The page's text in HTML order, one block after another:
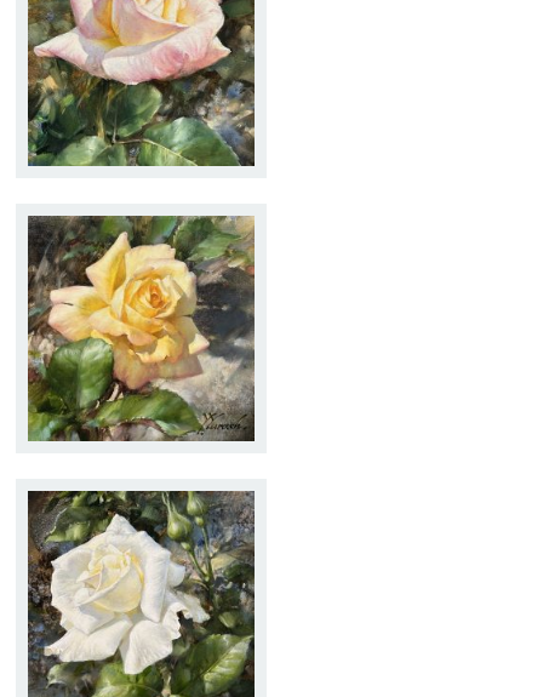
Tamaño: 20 x 27
Técnica: Óleo
ROSA AMARILLA
Tamaño: 20 x 20
Técnica: Óleo
ROSA BLANCA
Tamaño: 19,5 x 19,5
Técnica:
Óleo